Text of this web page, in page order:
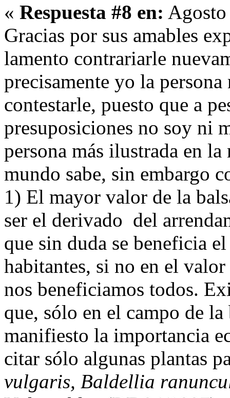
« Respuesta #8 en:
Gracias por sus amables
lamento contrariarle
precisamente yo la persona
contestarle, puesto que a
presuposiciones no soy ni
persona más ilustrada en
mundo sabe, sin embargo
1) El mayor valor de la
ser el derivado del
que sin duda se beneficia
habitantes, si no en el
nos beneficiamos todos.
que, sólo en el campo de
manifiesto la importancia
citar sólo algunas plantas
vulgaris, Baldellia